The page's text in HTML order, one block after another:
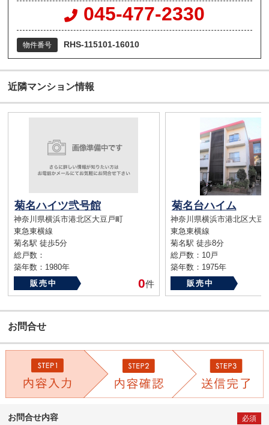
045-477-2330
物件番号 RHS-115101-16010
近隣マンション情報
菊名ハイツ弐号館
神奈川県横浜市港北区大豆戸町
東急東横線
菊名駅 徒歩5分
総戸数：
築年数：1980年
販売中
0件
菊名台ハイム
神奈川県横浜市港北区大豆
東急東横線
菊名駅 徒歩8分
総戸数：10戸
築年数：1975年
販売中
お問合せ
お問合せ内容 必須